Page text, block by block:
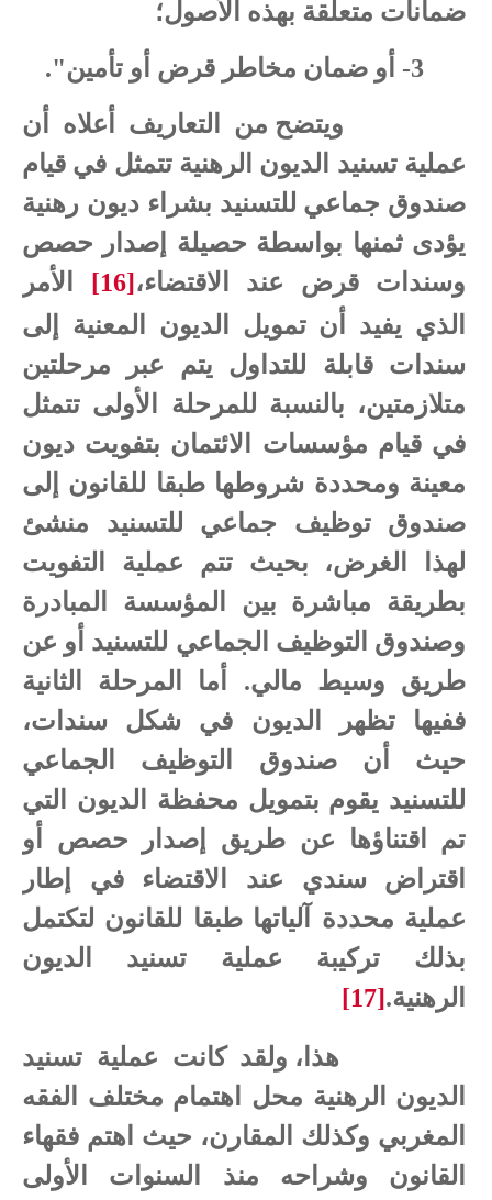
ضمانات متعلقة بهذه الأصول؛
3- أو ضمان مخاطر قرض أو تأمين".
ويتضح من التعاريف أعلاه أن
عملية تسنيد الديون الرهنية تتمثل في قيام
صندوق جماعي للتسنيد بشراء ديون رهنية
يؤدى ثمنها بواسطة حصيلة إصدار حصص
وسندات قرض عند الاقتضاء،[16] الأمر
الذي يفيد أن تمويل الديون المعنية إلى
سندات قابلة للتداول يتم عبر مرحلتين
متلازمتين، بالنسبة للمرحلة الأولى تتمثل
في قيام مؤسسات الائتمان بتفويت ديون
معينة ومحددة شروطها طبقا للقانون إلى
صندوق توظيف جماعي للتسنيد منشئ
لهذا الغرض، بحيث تتم عملية التفويت
بطريقة مباشرة بين المؤسسة المبادرة
وصندوق التوظيف الجماعي للتسنيد أو عن
طريق وسيط مالي. أما المرحلة الثانية
ففيها تظهر الديون في شكل سندات،
حيث أن صندوق التوظيف الجماعي
للتسنيد يقوم بتمويل محفظة الديون التي
تم اقتناؤها عن طريق إصدار حصص أو
اقتراض سندي عند الاقتضاء في إطار
عملية محددة آلياتها طبقا للقانون لتكتمل
بذلك تركيبة عملية تسنيد الديون
الرهنية.[17]
هذا، ولقد كانت عملية تسنيد
الديون الرهنية محل اهتمام مختلف الفقه
المغربي وكذلك المقارن، حيث اهتم فقهاء
القانون وشراحه منذ السنوات الأولى